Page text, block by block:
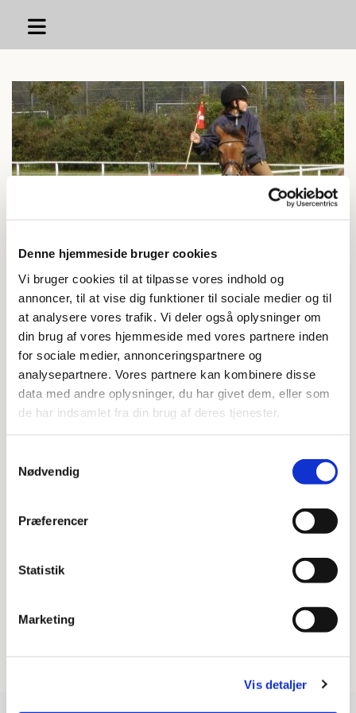
Denne hjemmeside bruger cookies
Vi bruger cookies til at tilpasse vores indhold og
annoncer, til at vise dig funktioner til sociale medier og til
at analysere vores trafik. Vi deler også oplysninger om
din brug af vores hjemmeside med vores partnere inden
for sociale medier, annonceringspartnere og
analysepartnere. Vores partnere kan kombinere disse
data med andre oplysninger, du har givet dem, eller som
de har indsamlet fra din brug af deres tjenester.
Nødvendig
Præferencer
Statistik
Marketing
Vis detaljer
Eneundervisning ved berider Mathilde
D - Stævne 13 - 14 juni 2026
D - Stævne 29 - 30 August 2026